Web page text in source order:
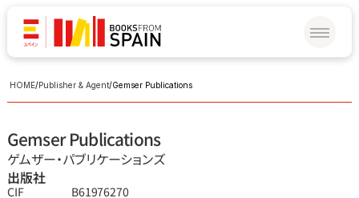
HOME/Publisher & Agent/Gemser Publications
Gemser Publications
ゲムザー‧パブリケーションズ
出版社
CIF
B61976270